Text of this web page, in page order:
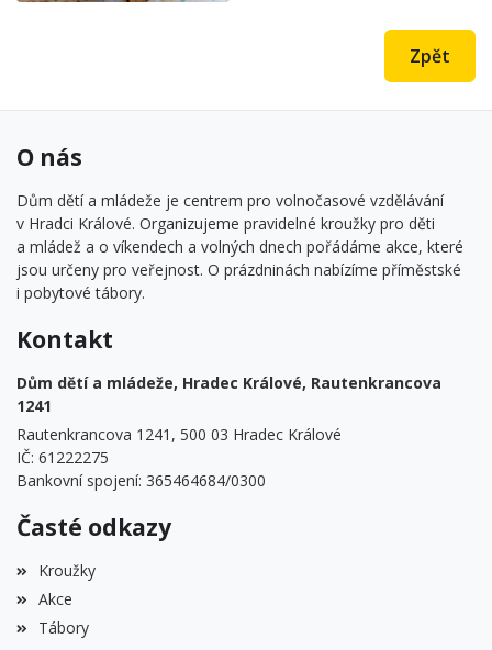
Zpět
O nás
Dům dětí a mládeže je centrem pro volnočasové vzdělávání
v Hradci Králové. Organizujeme pravidelné kroužky pro děti
a mládež a o víkendech a volných dnech pořádáme akce, které
jsou určeny pro veřejnost. O prázdninách nabízíme příměstské
i pobytové tábory.
Kontakt
Dům dětí a mládeže, Hradec Králové, Rautenkrancova
1241
Rautenkrancova 1241, 500 03 Hradec Králové
IČ: 61222275
Bankovní spojení: 365464684/0300
Časté odkazy
Kroužky
Akce
Tábory